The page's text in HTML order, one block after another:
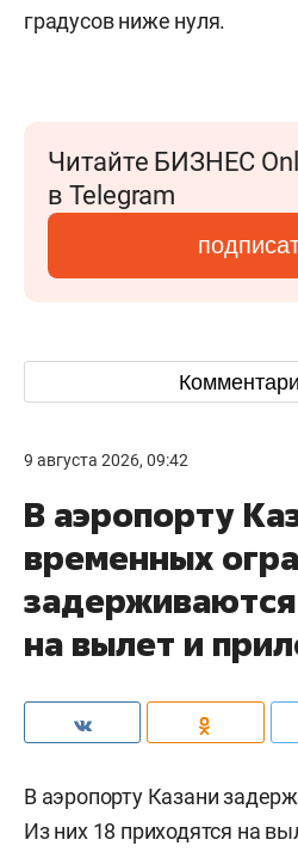
градусов ниже нуля.
Читайте БИЗНЕС
в Telegram
9 августа 2026, 09:42
В аэропорту
временных
на вылет и
В аэропорту Казани
Из них 18 приходятся на